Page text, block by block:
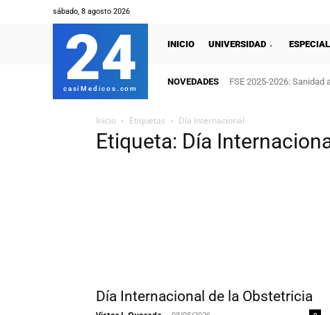
sábado, 8 agosto 2026
24
casiMedicos.com
INICIO UNIVERSIDAD
NOVEDADES FSE 2025-2026:
Inicio Etiquetas Día Internacional
Etiqueta: Día
Día Internacional de la Obstetricia